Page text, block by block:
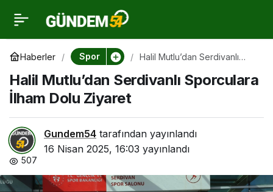
Haberler Spor
Halil Mutlu’dan Serdivanlı
Halil Mutlu’dan Serdivanlı Sporculara
İlham Dolu Ziyaret
Gundem54 tarafından yayınlandı
16 Nisan 2025, 16:03 yayınlandı
507
Halil Mutlu’dan
Serdivanlı Sporculara
İlham Dolu Ziyaret